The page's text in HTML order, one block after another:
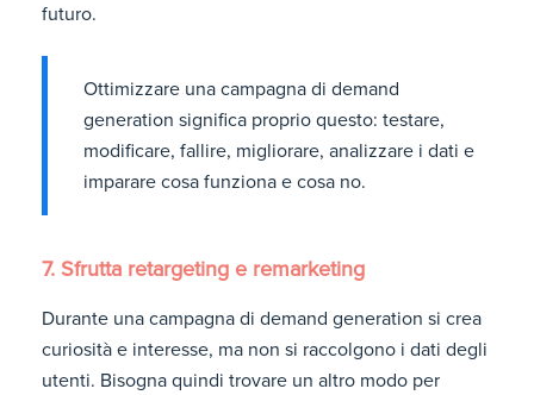
futuro.
Ottimizzare una campagna di demand
generation significa proprio questo: testare,
modificare, fallire, migliorare, analizzare i dati e
imparare cosa funziona e cosa no.
7. Sfrutta retargeting e remarketing
Durante una campagna di demand generation si crea
curiosità e interesse, ma non si raccolgono i dati degli
utenti. Bisogna quindi trovare un altro modo per